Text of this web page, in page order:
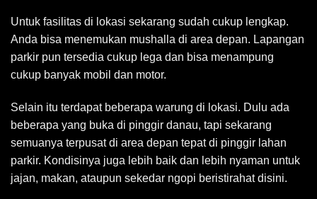
Untuk fasilitas di lokasi sekarang sudah cukup lengkap.
Anda bisa menemukan mushalla di area depan. Lapangan
parkir pun tersedia cukup lega dan bisa menampung
cukup banyak mobil dan motor.
Selain itu terdapat beberapa warung di lokasi. Dulu ada
beberapa yang buka di pinggir danau, tapi sekarang
semuanya terpusat di area depan tepat di pinggir lahan
parkir. Kondisinya juga lebih baik dan lebih nyaman untuk
jajan, makan, ataupun sekedar ngopi beristirahat disini.